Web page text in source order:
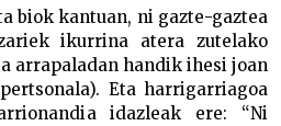
biok kantuan, ni gazte-gaztea
ikurrina atera zutelako
arrapaladan handik ihesi joan
Eta harrigarriagoa
idazleak ere: “Ni